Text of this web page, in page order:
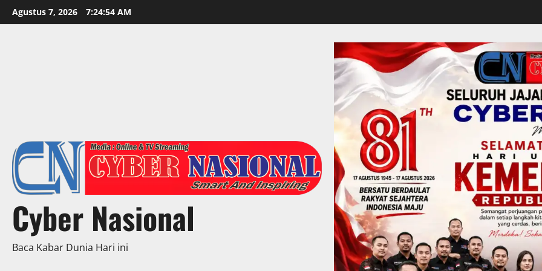
Skip
to
Agustus 7, 2026 7:24:56 AM
Cyber Nasional
Baca Kabar Dunia Hari ini